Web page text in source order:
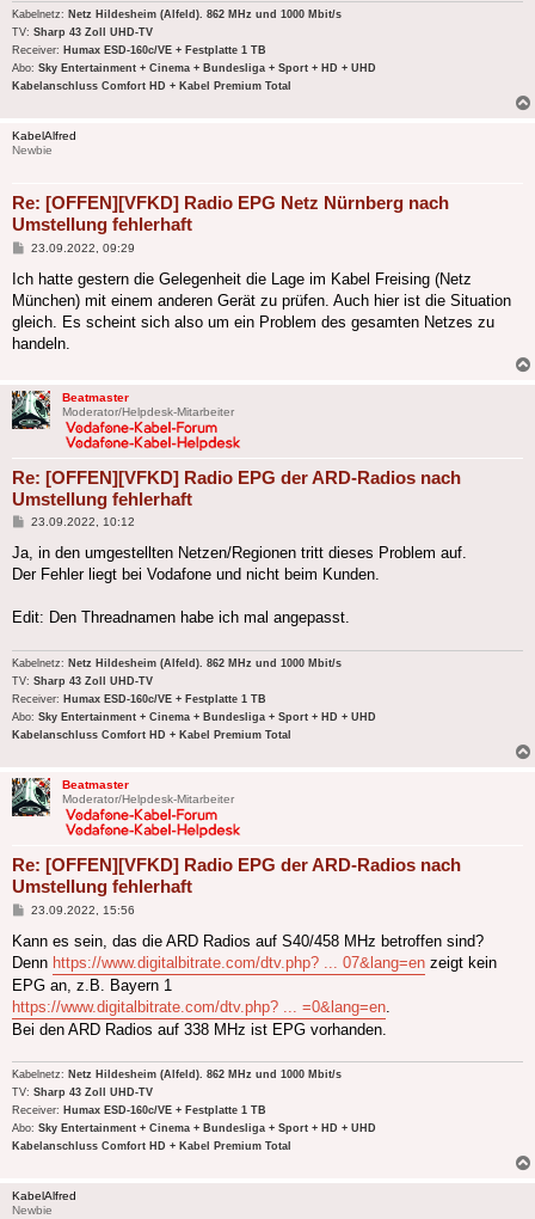
Kabelnetz: Netz Hildesheim (Alfeld). 862 MHz und 1000 Mbit/s
TV: Sharp 43 Zoll UHD-TV
Receiver: Humax ESD-160c/VE + Festplatte 1 TB
Abo: Sky Entertainment + Cinema + Bundesliga + Sport + HD + UHD
Kabelanschluss Comfort HD + Kabel Premium Total
KabelAlfred
Newbie
Re: [OFFEN][VFKD] Radio EPG Netz Nürnberg nach
Umstellung fehlerhaft
Beitrag
23.09.2022, 09:29
Ich hatte gestern die Gelegenheit die Lage im Kabel Freising (Netz
München) mit einem anderen Gerät zu prüfen. Auch hier ist die Situation
gleich. Es scheint sich also um ein Problem des gesamten Netzes zu
handeln.
Beatmaster
Moderator/Helpdesk-Mitarbeiter
Re: [OFFEN][VFKD] Radio EPG der ARD-Radios nach
Umstellung fehlerhaft
Beitrag
23.09.2022, 10:12
Ja, in den umgestellten Netzen/Regionen tritt dieses Problem auf.
Der Fehler liegt bei Vodafone und nicht beim Kunden.
Edit: Den Threadnamen habe ich mal angepasst.
Kabelnetz: Netz Hildesheim (Alfeld). 862 MHz und 1000 Mbit/s
TV: Sharp 43 Zoll UHD-TV
Receiver: Humax ESD-160c/VE + Festplatte 1 TB
Abo: Sky Entertainment + Cinema + Bundesliga + Sport + HD + UHD
Kabelanschluss Comfort HD + Kabel Premium Total
Beatmaster
Moderator/Helpdesk-Mitarbeiter
Re: [OFFEN][VFKD] Radio EPG der ARD-Radios nach
Umstellung fehlerhaft
Beitrag
23.09.2022, 15:56
Kann es sein, das die ARD Radios auf S40/458 MHz betroffen sind?
Denn https://www.digitalbitrate.com/dtv.php? ... 07&lang=en zeigt kein
EPG an, z.B. Bayern 1
https://www.digitalbitrate.com/dtv.php? ... =0&lang=en
Bei den ARD Radios auf 338 MHz ist EPG vorhanden.
Kabelnetz: Netz Hildesheim (Alfeld). 862 MHz und 1000 Mbit/s
TV: Sharp 43 Zoll UHD-TV
Receiver: Humax ESD-160c/VE + Festplatte 1 TB
Abo: Sky Entertainment + Cinema + Bundesliga + Sport + HD + UHD
Kabelanschluss Comfort HD + Kabel Premium Total
KabelAlfred
Newbie